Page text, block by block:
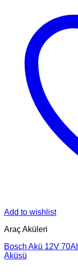
Add to wishlist
Araç Aküleri
Bosch Akü 12V
Aküsü